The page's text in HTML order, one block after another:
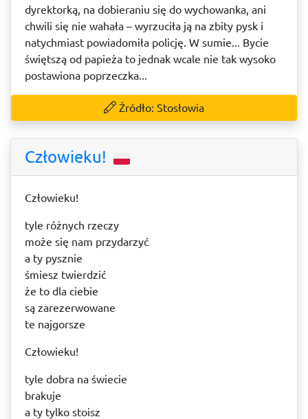
dyrektorką, na dobieraniu się do wychowanka, ani
chwili się nie wahała – wyrzuciła ją na zbity pysk i
natychmiast powiadomiła policję. W sumie... Bycie
świętszą od papieża to jednak wcale nie tak wysoko
postawiona poprzeczka...
Źródło: Stosłowia
Człowieku!
Człowieku!
tyle różnych rzeczy
może się nam przydarzyć
a ty pysznie
śmiesz twierdzić
że to dla ciebie
są zarezerwowane
te najgorsze
Człowieku!
tyle dobra na świecie
brakuje
a ty tylko stoisz